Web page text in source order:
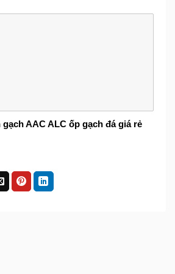
gạch AAC ALC ốp gạch đá giá rẻ